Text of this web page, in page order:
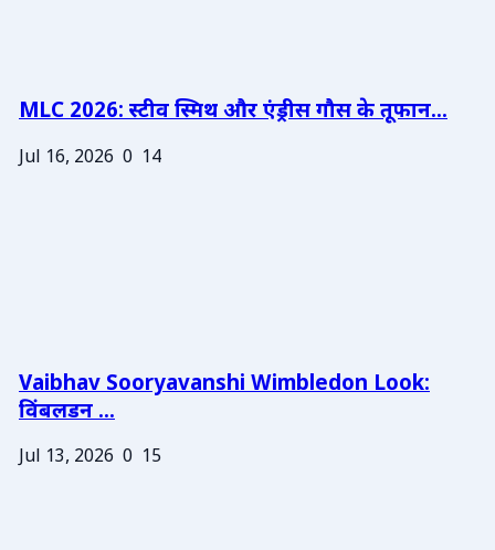
MLC 2026: स्टीव स्मिथ और एंड्रीस गौस के तूफान...
Jul 16, 2026 0 14
Vaibhav Sooryavanshi Wimbledon Look:
विंबलडन ...
Jul 13, 2026 0 15